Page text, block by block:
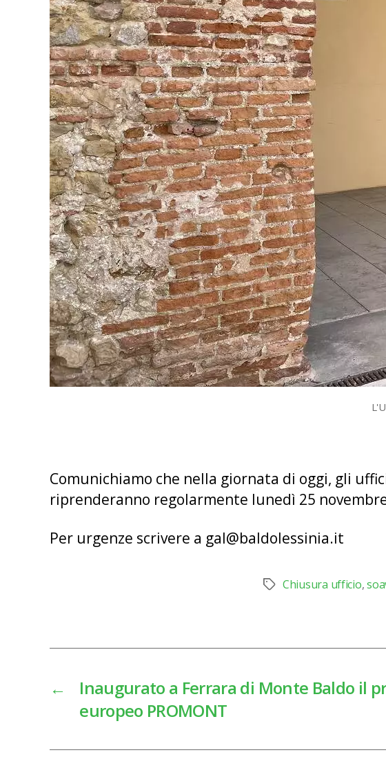
Comunichiamo che nella giornata di oggi, gli
riprenderanno regolarmente lunedì 25
Per urgenze scrivere a gal@baldolessinia.it
TagChiusura ufficio,
←
Inaugurato a Ferrara di Monte Baldo il
europeo PROMONT